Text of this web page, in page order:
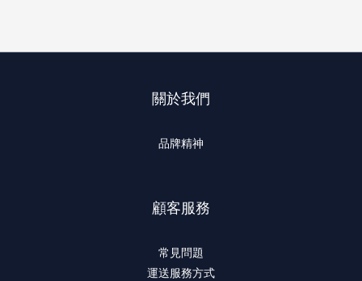
關於我們
品牌精神
顧客服務
常見問題
運送服務方式